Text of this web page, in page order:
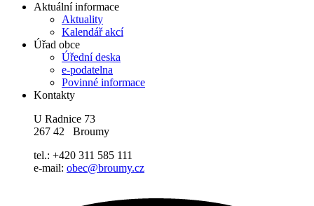
Aktuální informace
Aktuality
Kalendář akcí
Úřad obce
Úřední deska
e-podatelna
Povinné informace
Kontakty
U Radnice 73
267 42 Broumy
tel.: +420 311 585 111
e-mail: obec@broumy.cz